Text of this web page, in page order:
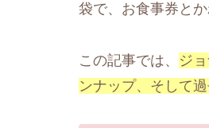
袋で、お食事券と
この記事では、 ジ
ンナップ、そして